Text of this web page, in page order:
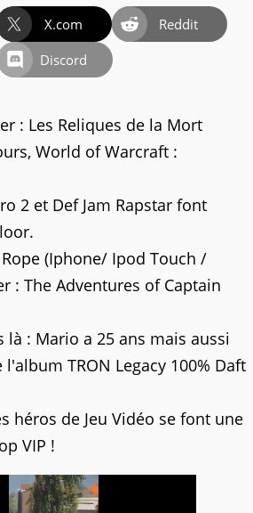
X.com
Reddit
Discord
: Les Reliques de la Mort
World of Warcraft :
2 et Def Jam Rapstar font
(Iphone/ Ipod Touch /
: The Adventures of Captain
là : Mario a 25 ans mais aussi
TRON Legacy 100% Daft
héros de Jeu Vidéo se font une
VIP !